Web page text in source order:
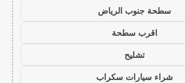
سطحة جنوب الرياض
اقرب سطحة
تشليح
شراء سيارات سكراب